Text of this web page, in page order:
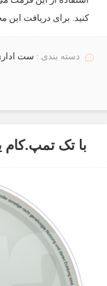
کنید. برای دریافت این
دسته بندی : ست
با تک